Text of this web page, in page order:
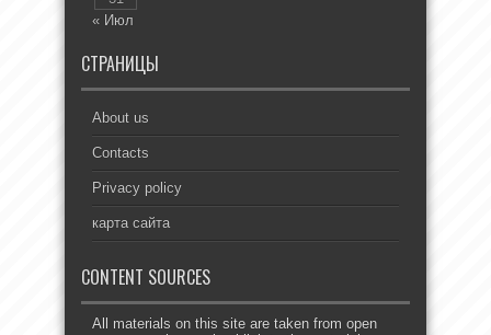
« Июл
СТРАНИЦЫ
About us
Contacts
Privacy policy
карта сайта
CONTENT SOURCES
All materials on this site are taken from open